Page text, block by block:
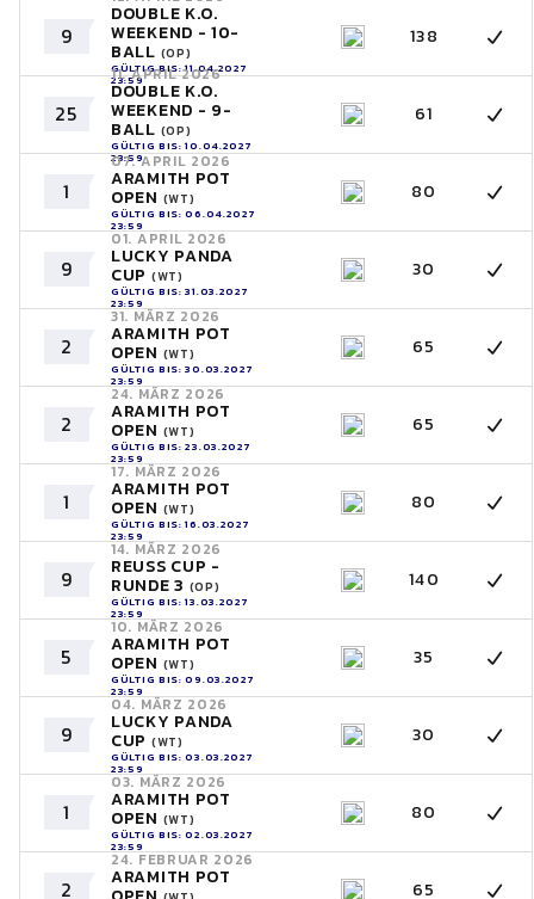
9
DOUBLE K.O.
WEEKEND - 10-
BALL (OP)
GÜLTIG BIS: 11.04.2027
23:59
138
25
11. APRIL 2026
DOUBLE K.O.
WEEKEND - 9-
BALL (OP)
GÜLTIG BIS: 10.04.2027
23:59
61
1
07. APRIL 2026
ARAMITH POT
OPEN (WT)
GÜLTIG BIS: 06.04.2027
23:59
80
9
01. APRIL 2026
LUCKY PANDA
CUP (WT)
GÜLTIG BIS: 31.03.2027
23:59
30
2
31. MÄRZ 2026
ARAMITH POT
OPEN (WT)
GÜLTIG BIS: 30.03.2027
23:59
65
2
24. MÄRZ 2026
ARAMITH POT
OPEN (WT)
GÜLTIG BIS: 23.03.2027
23:59
65
1
17. MÄRZ 2026
ARAMITH POT
OPEN (WT)
GÜLTIG BIS: 16.03.2027
23:59
80
9
14. MÄRZ 2026
REUSS CUP -
RUNDE 3 (OP)
GÜLTIG BIS: 13.03.2027
23:59
140
5
10. MÄRZ 2026
ARAMITH POT
OPEN (WT)
GÜLTIG BIS: 09.03.2027
23:59
35
9
04. MÄRZ 2026
LUCKY PANDA
CUP (WT)
GÜLTIG BIS: 03.03.2027
23:59
30
1
03. MÄRZ 2026
ARAMITH POT
OPEN (WT)
GÜLTIG BIS: 02.03.2027
23:59
80
2
24. FEBRUAR 2026
ARAMITH POT
65